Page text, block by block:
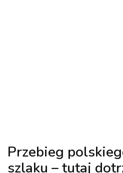
Przebieg
szlaku – tutaj